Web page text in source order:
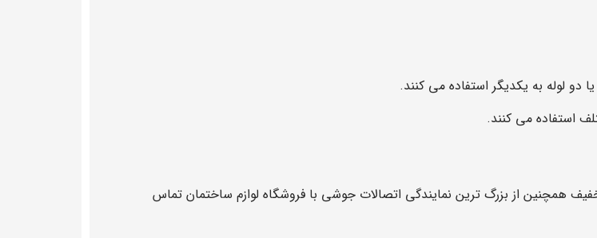
لوله به یکدیگر استفاده می کنند.
استفاده می کنند.
همچنین از بزرگ ترین نمایندگی اتصالات جوشی با فروشگاه لوازم ساختمان تماس